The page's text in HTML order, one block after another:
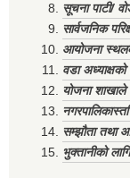
सूचना पाटी/
सार्वजनिक
आयोजना
वडा
योजना
सम्झौता तथा
भुक्तानीको